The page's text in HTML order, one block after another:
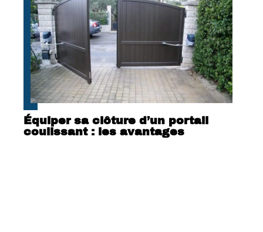
Équiper sa clôture d’un portail
coulissant : les avantages